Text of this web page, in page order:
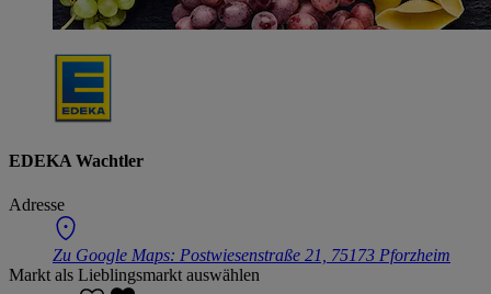
EDEKA Wachtler
Adresse
Zu Google Maps: Postwiesenstraße 21, 75173 Pforzheim
Markt als Lieblingsmarkt auswählen